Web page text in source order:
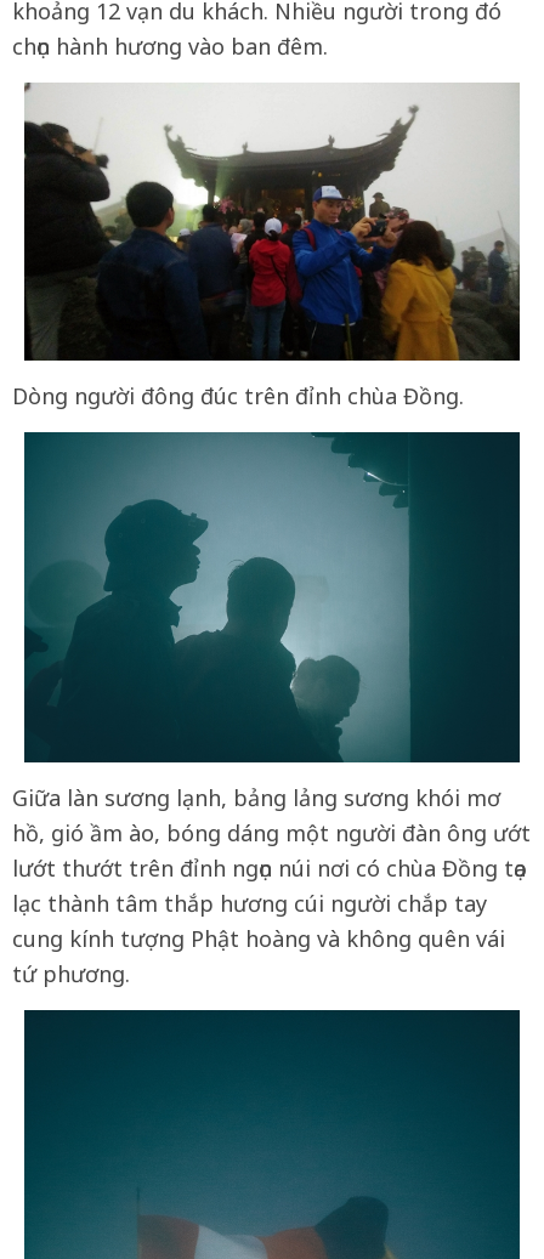
khoảng 12 vạn du khách. Nhiều người trong đó
chọn hành hương vào ban đêm.
Dòng người đông đúc trên đỉnh chùa Đồng.
Giữa làn sương lạnh, bảng lảng sương khói mơ
hồ, gió ầm ào, bóng dáng một người đàn ông ướt
lướt thướt trên đỉnh ngọn núi nơi có chùa Đồng tọa
lạc thành tâm thắp hương cúi người chắp tay
cung kính tượng Phật hoàng và không quên vái
tứ phương.